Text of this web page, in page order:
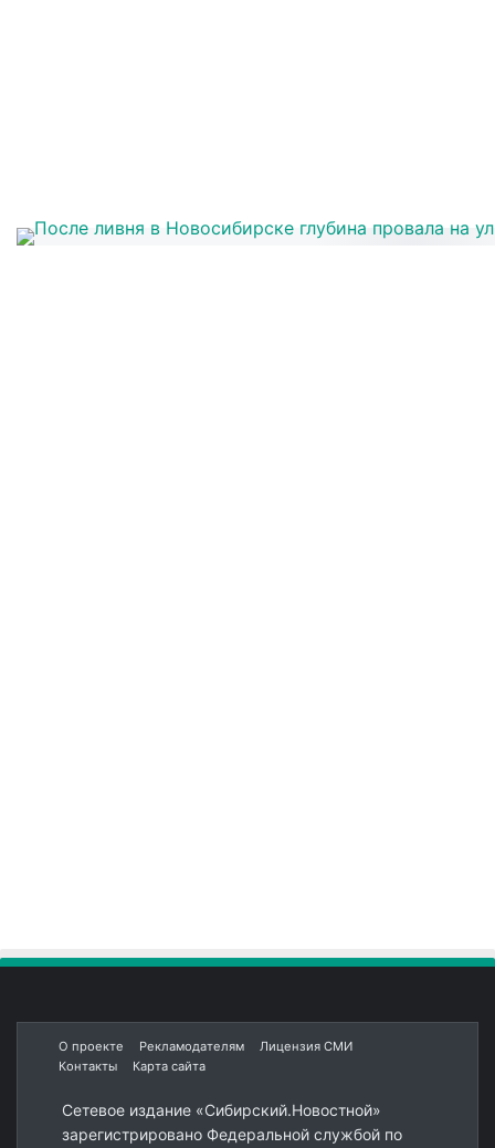
О проекте Рекламодателям
Лицензия СМИ
Контакты
Карта сайта
Сетевое издание «Сибирский.Новостной»
зарегистрировано Федеральной службой по